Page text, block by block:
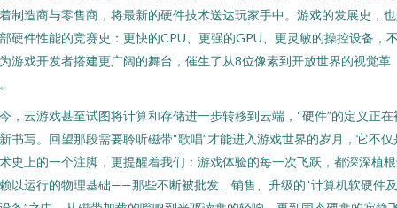
制造商与零售商，将最新的硬件技术送达玩家手中。游戏的发展史，
硬件性能的竞赛史：更快的CPU、更强的GPU、更灵敏的操控设备，
游戏开发者搭建更广阔的舞台，催生了从8位像素到开放世界的视觉革
，云游戏甚至试图将计算和存储进一步转移到云端，“硬件”的定义正在
书写。回望那段需要聆听磁带“歌唱”才能进入游戏世界的岁月，它不仅
史上的一个注脚，更提醒着我们：游戏体验的每一次飞跃，都深深植
以运行的物理基础——那些不断被批发、销售、升级的“计算机软硬件